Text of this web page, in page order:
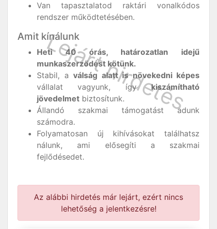
Van tapasztalatod raktári vonalkódos
rendszer működtetésében.
Amit kínálunk
Heti 40 órás, határozatlan idejű
munkaszerződést kötünk.
Stabil, a válság alatt is növekedni képes
vállalat vagyunk, ígykiszámítható
jövedelmet biztosítunk.
Állandó szakmai támogatást adunk
számodra.
Folyamatosan új kihívásokat találhatsz
nálunk, ami elősegíti a szakmai
fejlődésedet.
Az alábbi hirdetés már lejárt, ezért nincs
lehetőség a jelentkezésre!